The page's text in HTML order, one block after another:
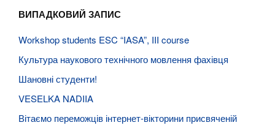
ВИПАДКОВИЙ ЗАПИС
Workshop students ESC “IASA”, III course
Культура наукового технічного мовлення фахівця
Шановні студенти!
VESELKA NADIIA
Вітаємо переможців інтернет-вікторини присвяченій